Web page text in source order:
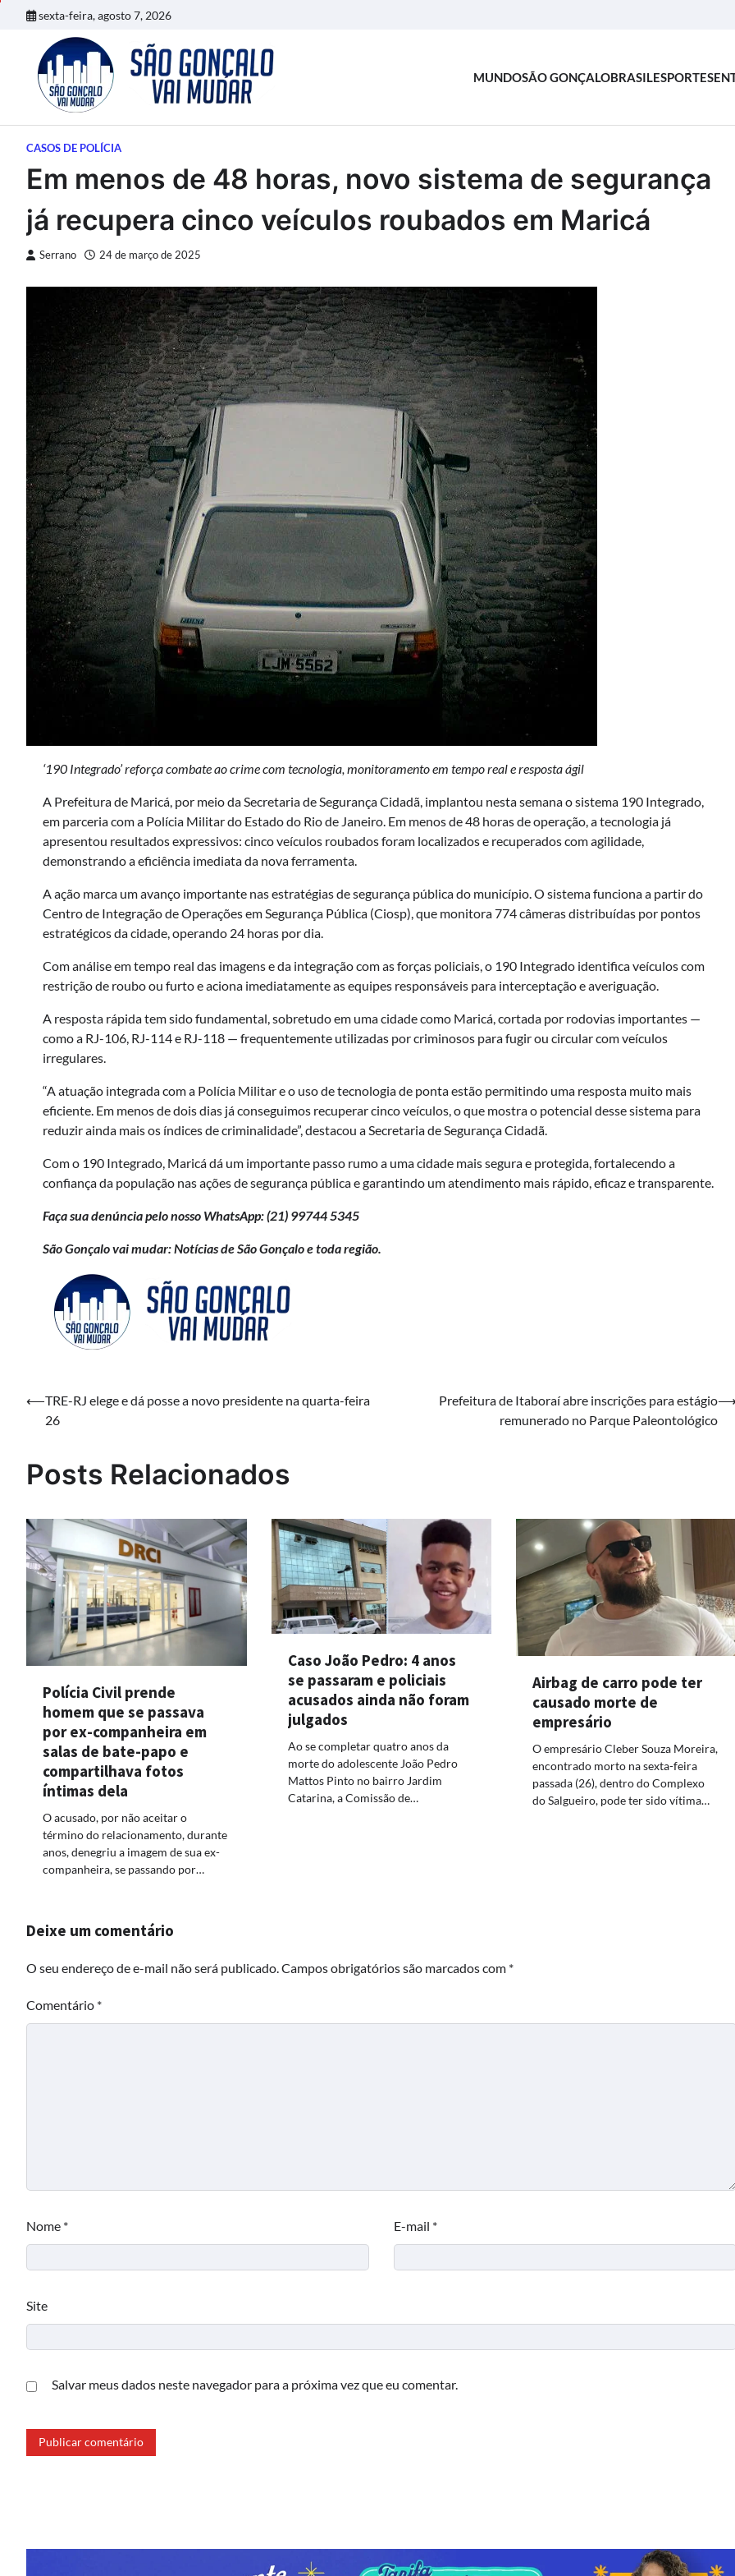
sexta-feira, agosto 7, 2026
MUNDOSÃO GONÇALOBRASILESPORTES
CASOS DE POLÍCIA
Em menos de 48 horas, novo sistema de segurança
já recupera cinco veículos roubados em Maricá
Serrano 24 de março de 2025
‘190 Integrado’ reforça combate ao crime com tecnologia, monitoramento em tempo real e resposta ágil
A Prefeitura de Maricá, por meio da Secretaria de Segurança Cidadã, implantou nesta semana o sistema 190 Integrado,
em parceria com a Polícia Militar do Estado do Rio de Janeiro. Em menos de 48 horas de operação, a tecnologia já
apresentou resultados expressivos: cinco veículos roubados foram localizados e recuperados com agilidade,
demonstrando a eficiência imediata da nova ferramenta.
A ação marca um avanço importante nas estratégias de segurança pública do município. O sistema funciona a partir do
Centro de Integração de Operações em Segurança Pública (Ciosp), que monitora 774 câmeras distribuídas por pontos
estratégicos da cidade, operando 24 horas por dia.
Com análise em tempo real das imagens e da integração com as forças policiais, o 190 Integrado identifica veículos com
restrição de roubo ou furto e aciona imediatamente as equipes responsáveis para interceptação e averiguação.
A resposta rápida tem sido fundamental, sobretudo em uma cidade como Maricá, cortada por rodovias importantes —
como a RJ-106, RJ-114 e RJ-118 — frequentemente utilizadas por criminosos para fugir ou circular com veículos
irregulares.
“A atuação integrada com a Polícia Militar e o uso de tecnologia de ponta estão permitindo uma resposta muito mais
eficiente. Em menos de dois dias já conseguimos recuperar cinco veículos, o que mostra o potencial desse sistema para
reduzir ainda mais os índices de criminalidade”, destacou a Secretaria de Segurança Cidadã.
Com o 190 Integrado, Maricá dá um importante passo rumo a uma cidade mais segura e protegida, fortalecendo a
confiança da população nas ações de segurança pública e garantindo um atendimento mais rápido, eficaz e transparente.
Faça sua denúncia pelo nosso WhatsApp: (21) 99744 5345
São Gonçalo vai mudar: Notícias de São Gonçalo e toda região.
Navegação
⟵TRE-RJ elege e dá posse a novo presidente na quarta-feira
26
Prefeitura de Itaboraí abre inscrições para estágio
remunerado no Parque Paleontológico
Posts Relacionados
Polícia Civil prende
homem que se passava
por ex-companheira em
salas de bate-papo e
compartilhava fotos
íntimas dela
O acusado, por não aceitar o
término do relacionamento, durante
anos, denegriu a imagem de sua ex-
companheira, se passando por…
Caso João Pedro: 4 anos
se passaram e policiais
acusados ainda não foram
julgados
Ao se completar quatro anos da
morte do adolescente João Pedro
Mattos Pinto no bairro Jardim
Catarina, a Comissão de…
Airbag de carro pode ter
causado morte de
empresário
O empresário Cleber Souza Moreira,
encontrado morto na sexta-feira
passada (26), dentro do Complexo
do Salgueiro, pode ter sido vítima…
Deixe um comentário
O seu endereço de e-mail não será publicado. Campos obrigatórios são marcados com *
Comentário *
Nome * E-mail *
Site
Salvar meus dados neste navegador para a próxima vez que eu comentar.